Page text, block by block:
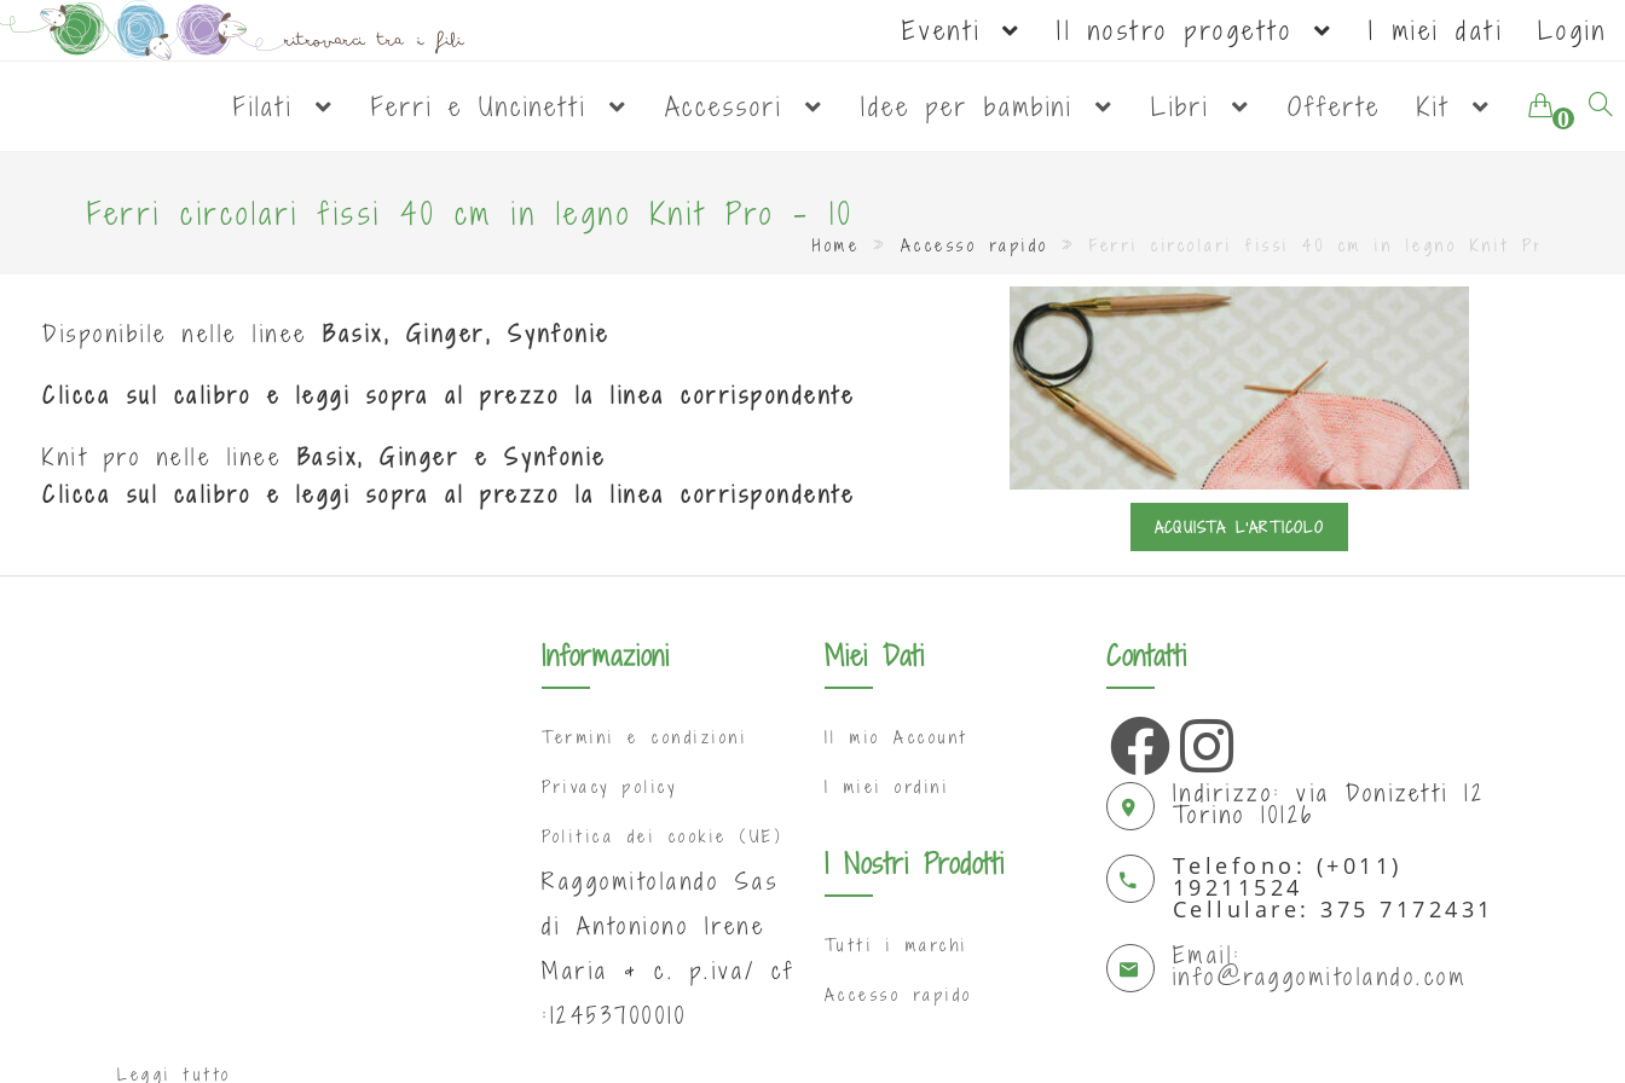
Eventi Il nostro progetto I miei dati Login
Filati Ferri e Uncinetti Accessori Idee per bambini Libri Offerte Kit 0
Ferri circolari fissi 40 cm in legno Knit Pro - 10
Home » Accesso rapido » Ferri circolari fissi 40 cm in legno Knit Pro - 10
Disponibile nelle linee Basix, Ginger, Synfonie
Clicca sul calibro e leggi sopra al prezzo la linea corrispondente
Knit pro nelle linee Basix, Ginger e Synfonie
Clicca sul calibro e leggi sopra al prezzo la linea corrispondente
ACQUISTA L'ARTICOLO
Leggi tutto
Informazioni
Termini e condizioni
Privacy policy
Politica dei cookie (UE)
Raggomitolando Sas
di Antoniono Irene
Maria & c. p.iva/ cf
:12453700010
Miei Dati
Il mio Account
I miei ordini
I Nostri Prodotti
Tutti i marchi
Accesso rapido
Contatti
Indirizzo: via Donizetti 12
Torino 10126
Telefono: (+011)
19211524
Cellulare: 375 7172431
Email:
info@raggomitolando.com